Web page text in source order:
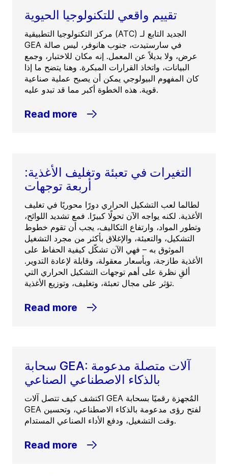
تقييم واقعي للتكنولوجيا الحيوية
مركز التكنولوجيا التطبيقية (ATC) الجديد التابع لـ
GEA في سارستيدت، جنوب هانوفر، ليس صالة
عرض، ولا بديلاً عن المعمل. إنه مكان للاختبار، وجمع
البيانات، واتخاذ القرارات المبكرة. وهنا يتضح ما إذا
كان المفهوم البيولوجي يمكن أن يصبح عملية صناعية
قوية. هذه الخطوة أكبر مما قد تبدو عليه.
Read more
التغيرات في تعبئة وتغليف الأغذية:
أربعة توجهات
لطالما لعب التشكيل الحراري دورًا محوريًا في تغليف
الأغذية. لكنه يواجه الآن تحولًا كبيرًا. فمع تشديد اللوائح،
وتطور المواد، وارتفاع التكاليف، يجب أن تقوم خطوط
التشكيل، والتعبئة، والإغلاق بأكثر من مجرد التشغيل
الموثوق به – فهي الآن تشكّل كيفية الحفاظ على
الأغذية طازجة، وبأسعار معقولة، وقابلة لإعادة التدوير.
ألقِ نظرة على أهم توجهات التشكيل الحراري التي
تؤثر على مجال تعبئة، وتغليف، وتوزيع الأغذية.
Read more
سحابة GEA: آلات متصلة مدعومة
بالذكاء الاصطناعي الصناعي
اكتشف كيف تتصل آلات GEA المُجهزة رقميًا بسحابة
GEA لفتح رؤى مدعومة بالذكاء الاصطناعي، وتحسين
وقت التشغيل، ودفع الأداء الصناعي المستدام.
Read more